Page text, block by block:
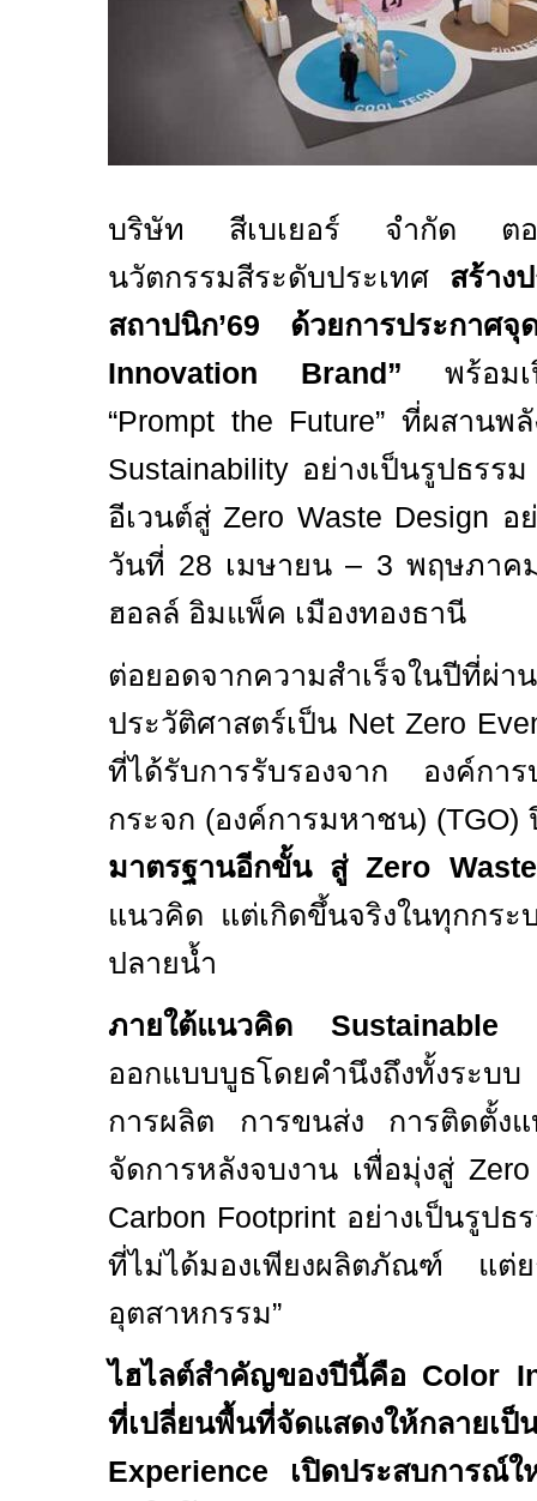
บริษัท สีเบเยอร์ จำกัด ตอก
นวัตกรรมสีระดับประเทศ สร้าง
สถาปนิก’69 ด้วยการประกาศ
Innovation Brand”
พร้อม
“Prompt the Future” ที่ผสานพ
Sustainability อย่างเป็นรูปธรร
อีเวนต์สู่ Zero Waste Design อ
วันที่ 28 เมษายน – 3 พฤษภา
ฮอลล์ อิมแพ็ค เมืองทองธานี
ต่อยอดจากความสำเร็จในปีที่
ประวัติศาสตร์เป็น Net Zero
ที่ได้รับการรับรองจาก องค์การ
กระจก (องค์การมหาชน) (TGO)
มาตรฐานอีกขั้น สู่Zero
แนวคิด แต่เกิดขึ้นจริงในทุกกระ
ปลายน้ำ
ภายใต้แนวคิด Sustainable
ออกแบบบูธโดยคำนึงถึงทั้งระบ
การผลิต การขนส่ง การติดตั้ง
จัดการหลังจบงาน เพื่อมุ่งสู่
Carbon Footprint อย่างเป็นรูป
ที่ไม่ได้มองเพียงผลิตภัณฑ์ แต่
อุตสาหกรรม”
ไฮไลต์สำคัญของปีนี้คือ Color
ที่เปลี่ยนพื้นที่จัดแสดงให้
Experience เปิดประสบการณ์